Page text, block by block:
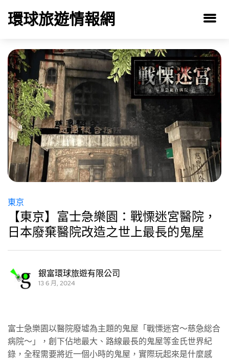
環球旅遊情報網
東京
【東京】富士急樂園：戰慄迷宮醫院，
日本廢棄醫院改造之世上最長的鬼屋
銀富環球旅遊有限公司
13 6 月, 2024
富士急樂園以醫院廢墟為主題的鬼屋「戰慄迷宮～慈急総合
病院～」，創下佔地最大、路線最長的鬼屋等金氏世界紀
錄，全程需要將近一個小時的鬼屋，實際玩起來是什麼感